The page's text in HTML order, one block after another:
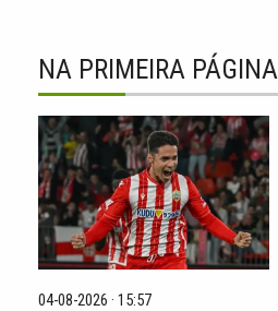
NA PRIMEIRA PÁGINA
04-08-2026 · 15:57